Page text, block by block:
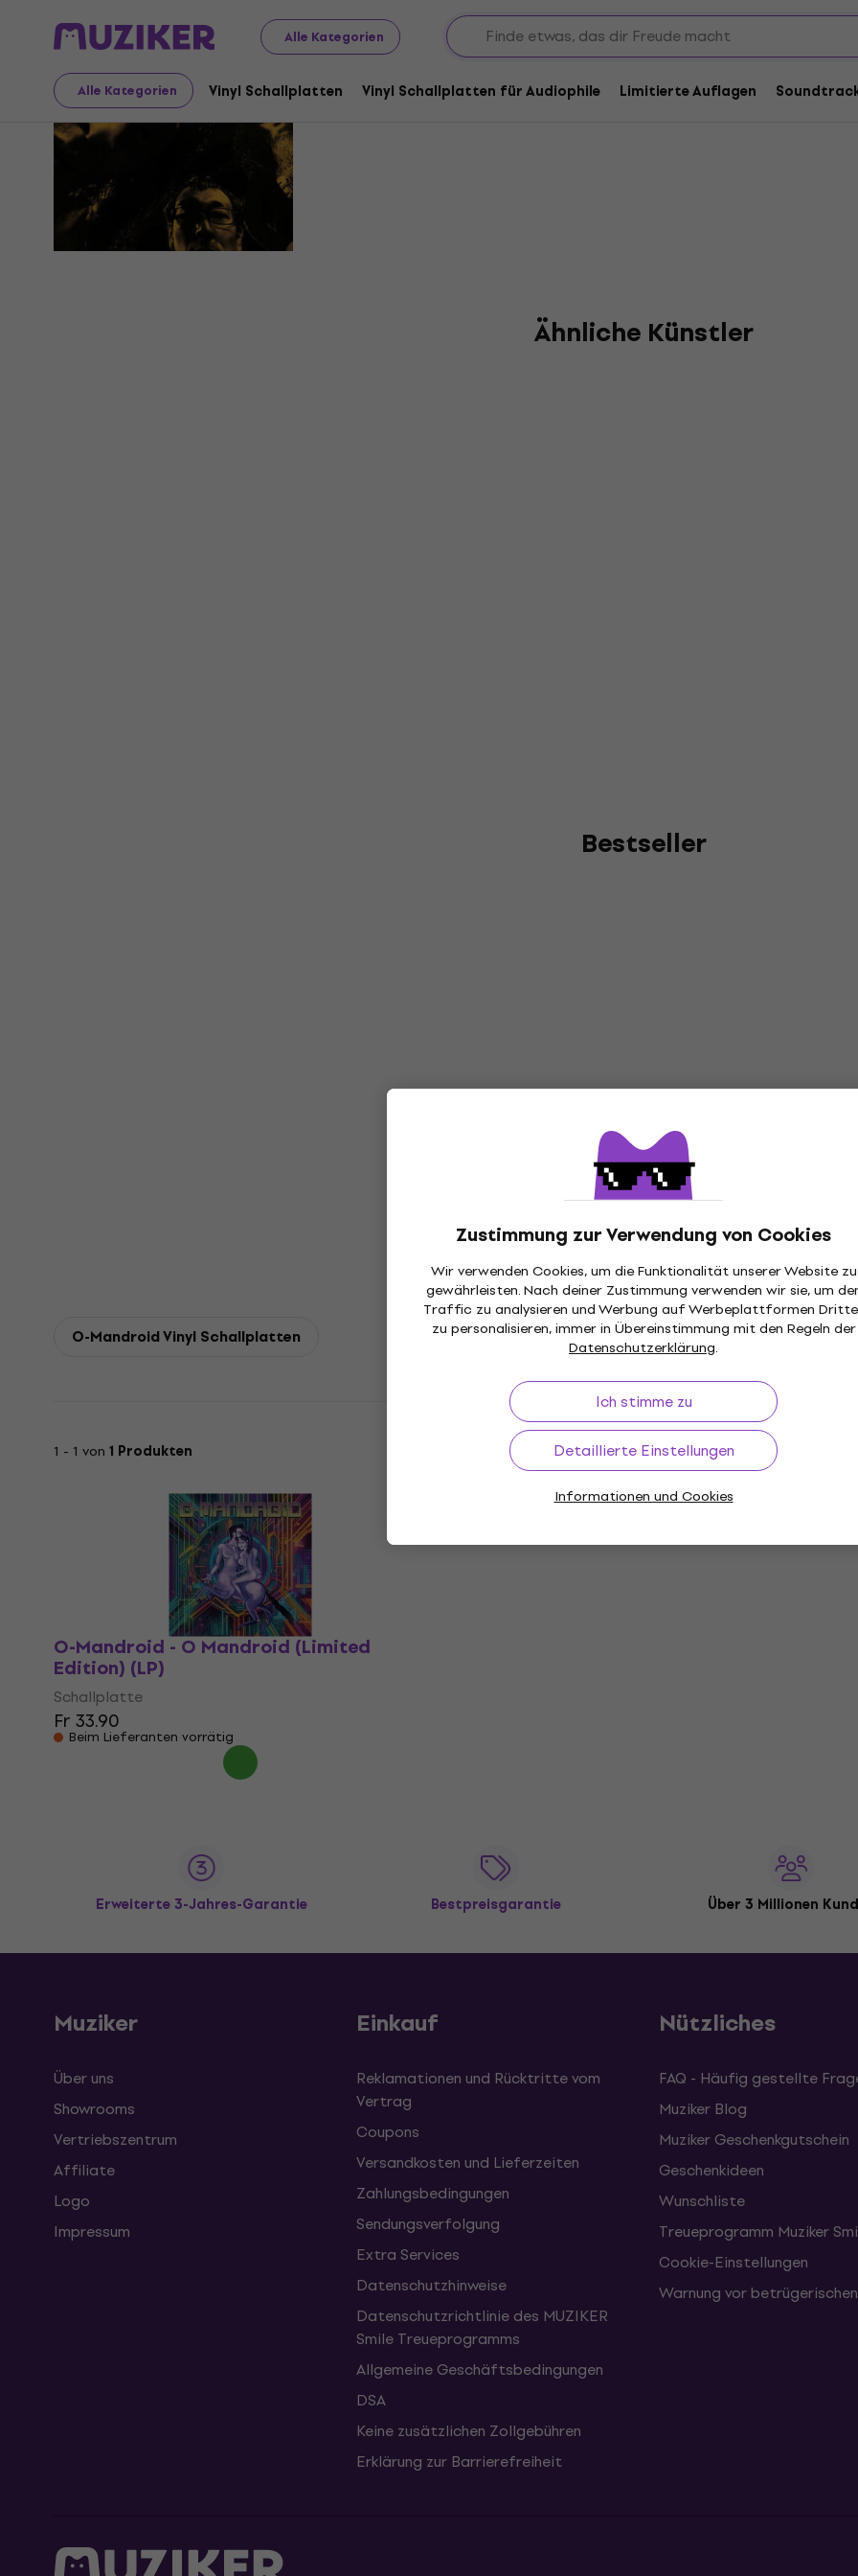
Alle Kategorien
Alle Kategorien Vinyl Schallplatten Vinyl Schallplatten für Audiophile Limitierte Auflagen
Zustimmung zur Verwendung von Cookies
Wir verwenden Cookies, um die Funktionalität unserer Website zu
gewährleisten. Nach deiner Zustimmung verwenden wir sie, um
Traffic zu analysieren und Werbung auf Werbeplattformen
zu personalisieren, immer in Übereinstimmung mit den Regeln der
Datenschutzerklärung.
Ich stimme zu
Detaillierte Einstellungen
Informationen und Cookies
O-Mandroid
Ähnliche Künstler
Bestseller
O-Mandroid Vinyl Schallplatten
1 - 1 von 1 Produkten
O-Mandroid - O Mandroid (Limited
Edition) (LP)
Schallplatte
Fr 33.90
Beim Lieferanten vorrätig
Erweiterte 3-Jahres-Garantie Bestpreisgarantie Über 3 Millionen
Muziker
Über uns
Showrooms
Vertriebszentrum
Affiliate
Logo
Impressum
Einkauf
Reklamationen und Rücktritte vom
Vertrag
Coupons
Versandkosten und Lieferzeiten
Zahlungsbedingungen
Sendungsverfolgung
Extra Services
Datenschutzhinweise
Datenschutzrichtlinie des MUZIKER
Smile Treueprogramms
Allgemeine Geschäftsbedingungen
DSA
Keine zusätzlichen Zollgebühren
Erklärung zur Barrierefreiheit
Nützliches
FAQ - Häufig gestellte
Muziker Blog
Muziker Geschenkgutschein
Geschenkideen
Wunschliste
Treueprogramm Muziker
Cookie-Einstellungen
Warnung vor